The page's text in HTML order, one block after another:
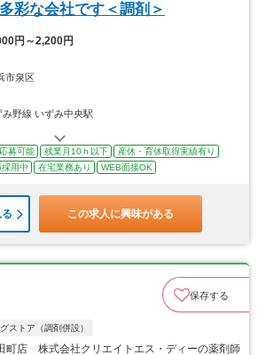
彩な会社です＜調剤＞
円～2,200円
市泉区
野線 いずみ中央駅
募可能 残業月10ｈ以下
産休・育休取得実績有り
用中 在宅業務あり WEB面接OK
この求人に興味がある
保存する
ストア（調剤併設）
店 株式会社クリエイトエス・ディーの薬剤師